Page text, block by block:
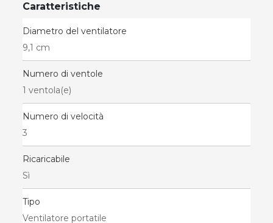
Caratteristiche
Diametro del ventilatore
9,1 cm
Numero di ventole
1 ventola(e)
Numero di velocità
3
Ricaricabile
Sì
Tipo
Ventilatore portatile